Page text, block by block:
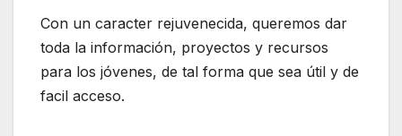
Con un caracter rejuvenecida, queremos dar
toda la información, proyectos y recursos
para los jóvenes, de tal forma que sea útil y de
facil acceso.